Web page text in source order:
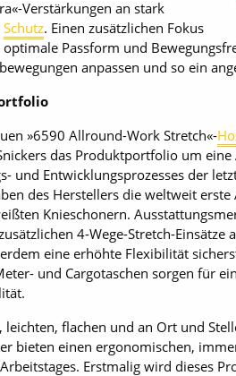
Verstärkungen an stark
Schutz. Einen zusätzlichen Fokus
Passform und
anpassen und so ein
»6590 Allround-Work Stretch«-
das Produktportfolio um eine
und Entwicklungsprozesses der
des Herstellers die weltweit
Knieschonern.
4-Wege-Stretch-Einsätze
eine erhöhte Flexibilität
und Cargotaschen sorgen für
leichten, flachen und an Ort und
bieten einen ergonomischen,
Erstmalig wird dieses